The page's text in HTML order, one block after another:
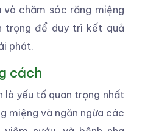
và chăm sóc răng miệng
trọng để duy trì kết quả
phát.
cách
là yếu tố quan trọng nhất
miệng và ngăn ngừa các